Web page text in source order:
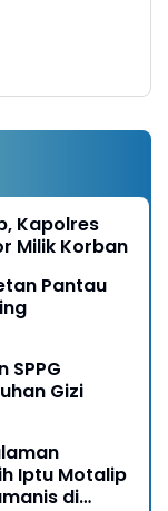
Kapolres
Milik Korban
Pantau
SPPG
Gizi
Iptu Motalip
di